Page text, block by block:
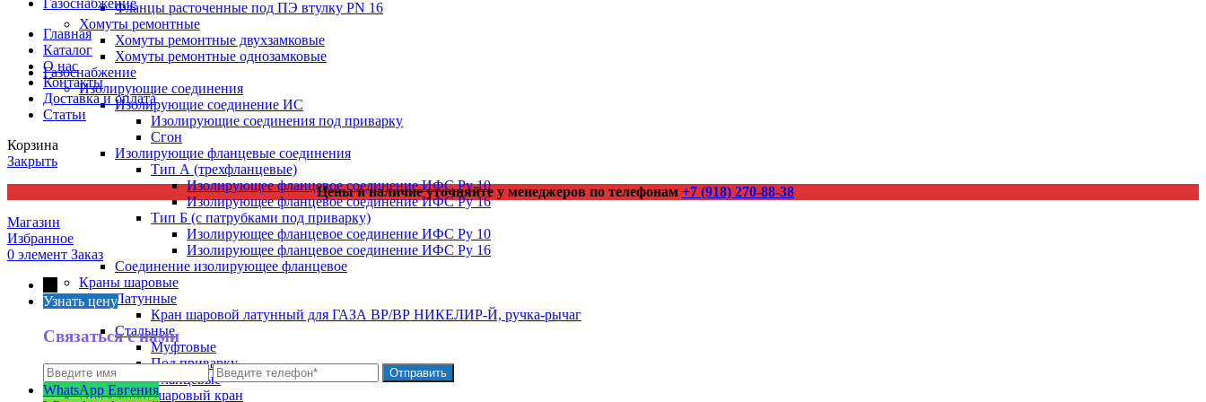
Фланцы расточенные под ПЭ втулку PN 16
Хомуты ремонтные
Хомуты ремонтные двухзамковые
Хомуты ремонтные однозамковые
Газоснабжение
Изолирующие соединения
Изолирующие соединение ИС
Изолирующие соединения под приварку
Сгон
Изолирующие фланцевые соединения
Тип А (трехфланцевые)
Изолирующее фланцевое соединение ИФС Ру 10
Изолирующее фланцевое соединение ИФС Ру 16
Тип Б (с патрубками под приварку)
Изолирующее фланцевое соединение ИФС Ру 10
Изолирующее фланцевое соединение ИФС Ру 16
Соединение изолирующее фланцевое
Краны шаровые
Латунные
Кран шаровой латунный для ГАЗА ВР/ВР НИКЕЛИР-Й, ручка-рычаг
Стальные
Муфтовые
Под приварку
Фланцевые
Подземный шаровый кран
Газоснабжение
Главная
Каталог
О нас
Контакты
Доставка и оплата
Статьи
Корзина
Закрыть
Цены и наличие уточняйте у менеджеров по телефонам +7 (918) 270-88-38
Магазин
Избранное
0 элемент Заказ
Узнать цену
Связаться с нами
WhatsApp Евгения